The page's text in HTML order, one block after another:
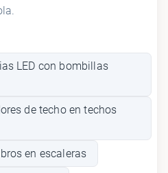
LED con bombillas
de techo en techos
en escaleras